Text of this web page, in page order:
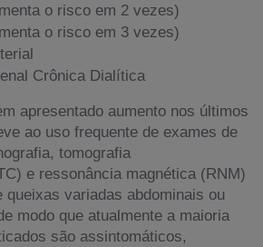
o risco em 2 vezes)
o risco em 3 vezes)
Crônica Dialítica
apresentado aumento nos últimos
ao uso frequente de exames de
tomografia
e ressonância magnética (RNM)
queixas variadas abdominais ou
modo que atualmente a maioria
são assintomáticos,